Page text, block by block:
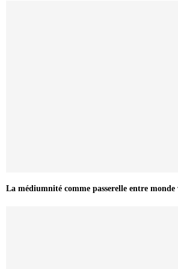
La médiumnité comme passerelle entre